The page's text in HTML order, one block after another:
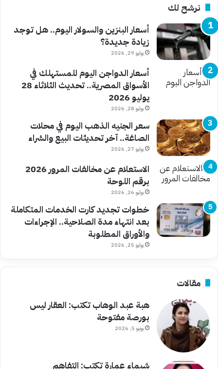
نرشح لك
أسعار البنزين والسولار اليوم.. هل توجد
زيادة جديدة؟
يوليو 29, 2026
أسعار الدواجن اليوم للمستهلك في
الأسواق المصرية.. تحديث الثلاثاء 28
يوليو 2026
يوليو 28, 2026
سعر الجنيه الذهب اليوم في محلات
الصاغة.. آخر تحديثات البيع والشراء
يوليو 27, 2026
الاستعلام عن مخالفات المرور 2026
برقم اللوحة
يوليو 26, 2026
خطوات تجديد كارت الخدمات المتكاملة
بعد انتهاء مدة الصلاحية.. الإجراءات
والأوراق المطلوبة
يوليو 25, 2026
مقالات
هبة عبد الوهاب تكتب: العقار ليس
بورصة مفتوحة
يونيو 5, 2026
شيماء عمارة تكتب: التفاهم